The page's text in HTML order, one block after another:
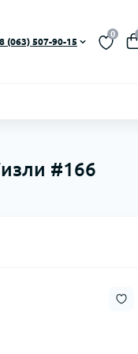
(063) 507-90-15
0
#166